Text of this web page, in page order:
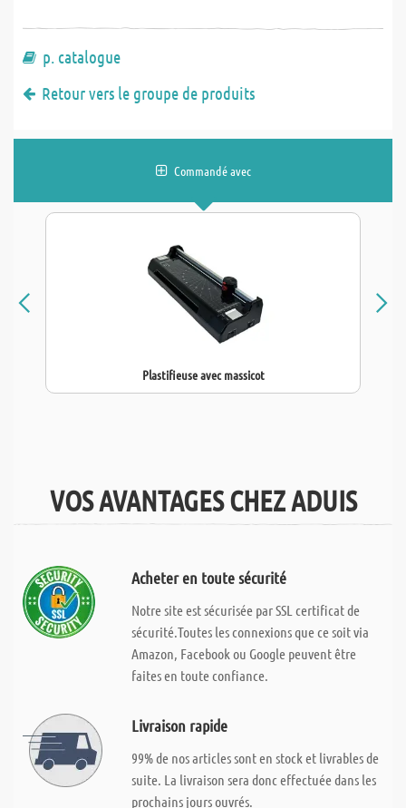
p. catalogue
Retour vers le groupe de produits
Commandé avec
Plastifieuse avec massicot
VOS AVANTAGES CHEZ ADUIS
Acheter en toute sécurité
Notre site est sécurisée par SSL certificat de
sécurité.Toutes les connexions que ce soit via
Amazon, Facebook ou Google peuvent être
faites en toute confiance.
Livraison rapide
99% de nos articles sont en stock et livrables de
suite. La livraison sera donc effectuée dans les
prochains jours ouvrés.